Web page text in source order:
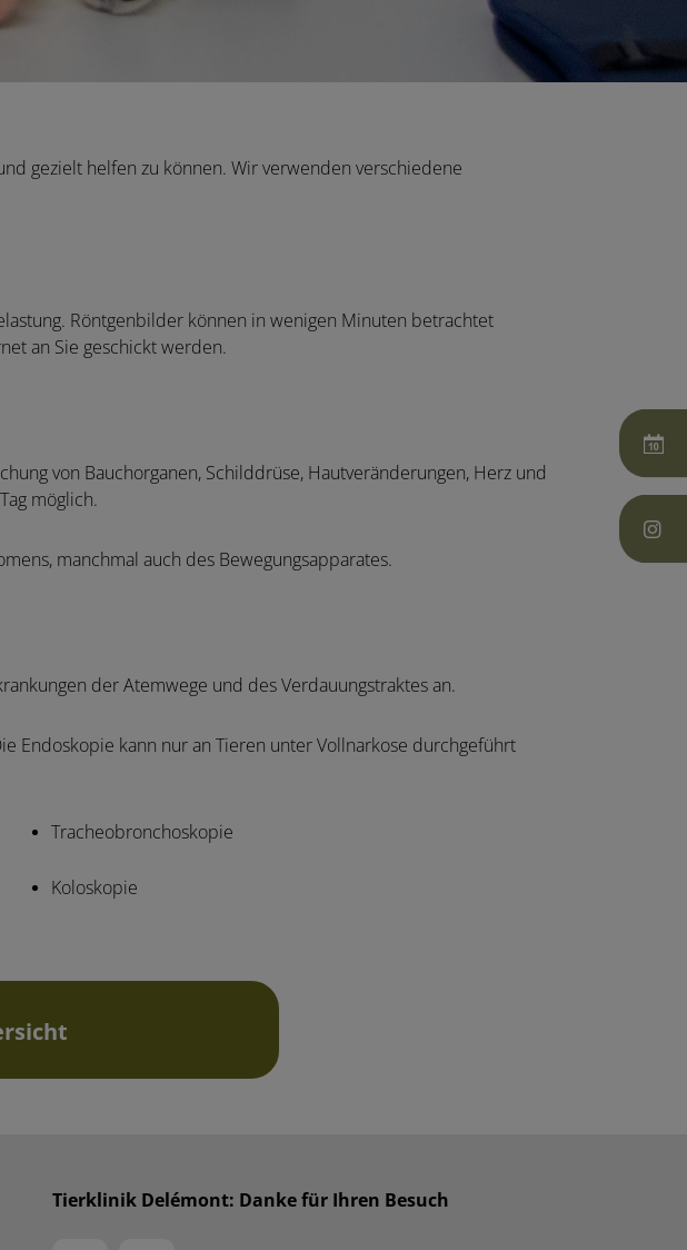
gezielt helfen zu können. Wir verwenden verschiedene
Röntgenbilder können in wenigen Minuten betrachtet
an Sie geschickt werden.
von Bauchorganen, Schilddrüse, Hautveränderungen, Herz und
möglich.
manchmal auch des Bewegungsapparates.
der Atemwege und des Verdauungstraktes an.
Endoskopie kann nur an Tieren unter Vollnarkose durchgeführt
Tracheobronchoskopie
Koloskopie
Tierklinik Delémont: Danke für Ihren Besuch